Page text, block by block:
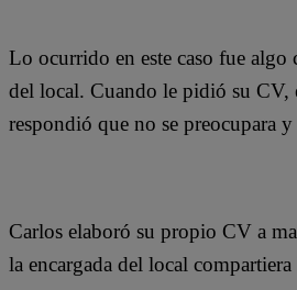
Lo ocurrido en este caso fue algo
del local. Cuando le pidió su
respondió que no se preocupara
Carlos elaboró su propio CV a
la encargada del local